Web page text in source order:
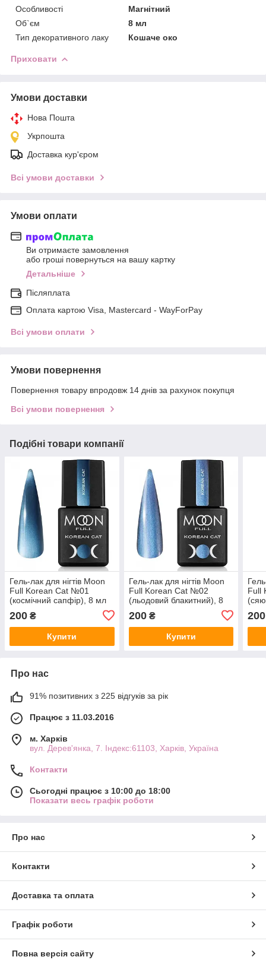
Особливості
Магнітний
Об`єм
8 мл
Тип декоративного лаку
Кошаче око
Приховати
Умови доставки
Нова Пошта
Укрпошта
Доставка кур'єром
Всі умови доставки
Умови оплати
Ви отримаєте замовлення
або гроші повернуться на вашу картку
Детальніше
Післяплата
Оплата картою Visa, Mastercard - WayForPay
Всі умови оплати
Умови повернення
Повернення товару впродовж 14 днів за рахунок покупця
Всі умови повернення
Подібні товари компанії
Гель-лак для нігтів Moon
Full Korean Cat №01
(космічний сапфір), 8 мл
200 ₴
Купити
Гель-лак для нігтів Moon
Full Korean Cat №02
(льодовий блакитний), 8
200₴
Купити
Full
200
Про нас
91% позитивних з 225 відгуків за рік
Працює з 11.03.2016
м. Харків
вул. Дерев'янка, 7. Індекс:61103, Харків, Україна
Контакти
Сьогодні працює з 10:00 до 18:00
Показати весь графік роботи
Про нас
Контакти
Доставка та оплата
Графік роботи
Повна версія сайту